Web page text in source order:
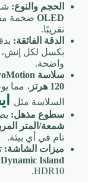
الحجم والنوع:
OLED ضخمة
تقريبًا.
الدقة الفائقة:
بكسل لكل إنش،
واضحة.
سلاسة ProMotion:
120 هرتز
، مما
السلاسة مثل
سطوع مذهل:
شمعة/المتر
تام في أي بيئة.
ميزات الشاشة:
Dynamic Island
HDR10.